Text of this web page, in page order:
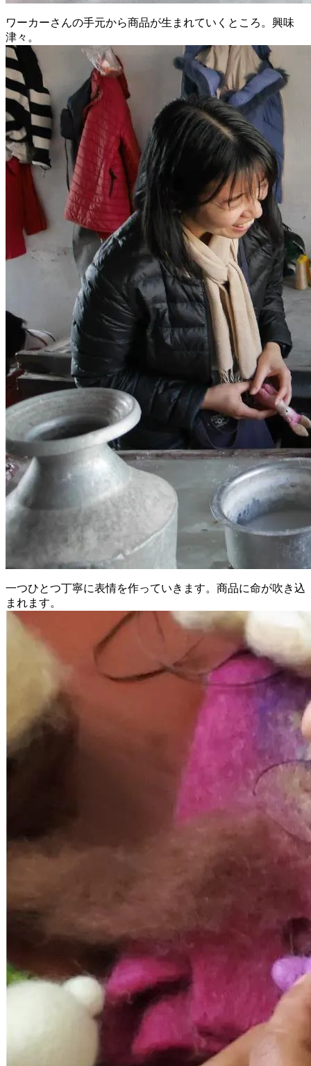
ワーカーさんの手元から商品が生まれていくところ。興味
津々。
一つひとつ丁寧に表情を作っていきます。商品に命が吹き込
まれます。